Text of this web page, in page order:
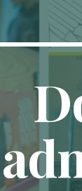
Skip to main